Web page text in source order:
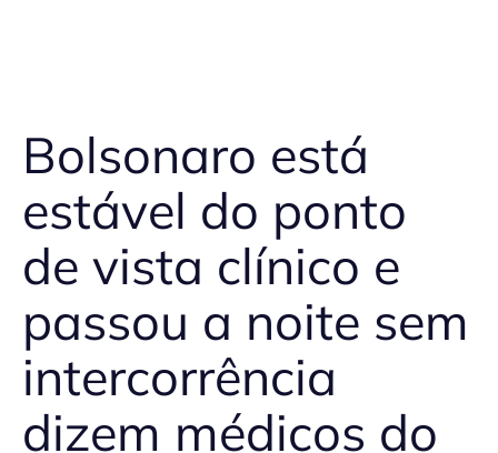
Bolsonaro está
estável do ponto
de vista clínico e
passou a noite sem
intercorrência
dizem médicos do